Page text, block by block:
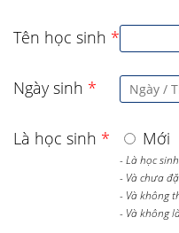
Tên học sinh *
Ngày sinh *
Là học sinh * Mới
- Là học
- Và chưa
- Và không
- Và không